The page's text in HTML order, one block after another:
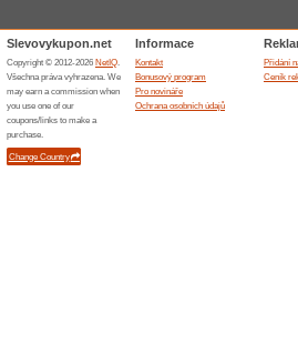
100% fungovalo
Gripy PROFIL
slevou. Vnější